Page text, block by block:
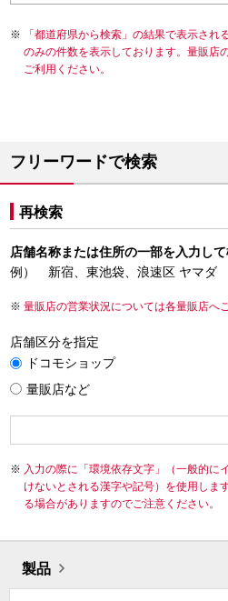
「都道府県から検索」の結果で表示さ
のみの件数を表示しております。量販店
ご利用ください。
フリーワードで検索
再検索
店舗名称または住所の一部を入力し
例） 新宿、東池袋、浪速区 ヤマダ
量販店の営業状況については各量販店へ
店舗区分を指定
ドコモショップ
量販店など
入力の際に「環境依存文字」（一般的に
けないとされる漢字や記号）を使用しま
る場合がありますのでご注意ください。
製品